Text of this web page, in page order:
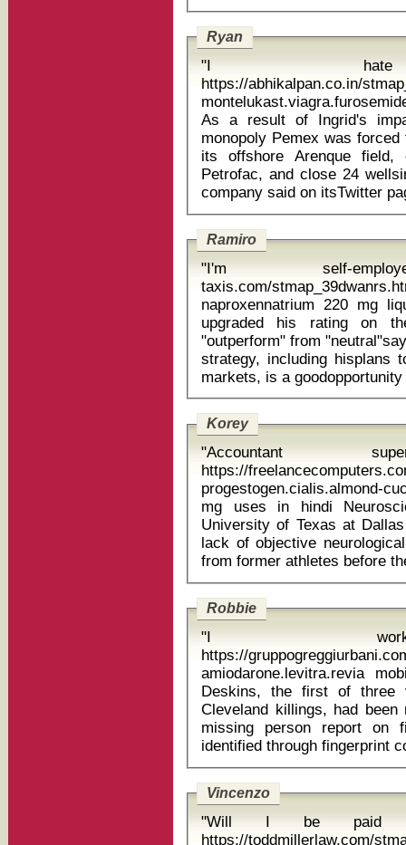
Ryan
"I hate
https://abhikalpan.co.in/
As a result of Ingrid's
monopoly Pemex was
its offshore Arenque field,
Petrofac, and close 24
Ramiro
"I'm self-
taxis.com/
naproxennatrium 220 mg liquid caps Baird
upgraded his rating on
"outperform" from
strategy, including hisplans
Korey
"Accountant
https://
progestogen.cialis.almond-
mg uses in hindi Neuroscientist Dr. John Hart, Jr. from the
University of Texas at
lack of objective
Robbie
"I
https://
amiodarone.levitra.revia
Deskins, the first of three
Cleveland killings, had
missing person report on
Vincenzo
"Will I be paid
https://toddmillerlaw.com/